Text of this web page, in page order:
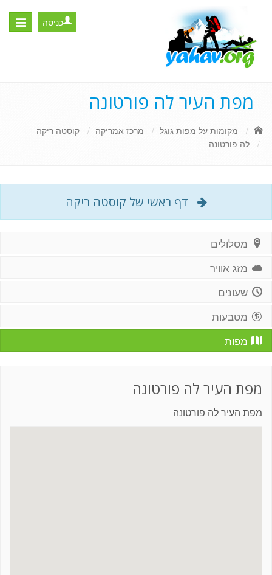
Toggle
כניסה
מפת העיר לה פורטונה
מקומות על מפות גוגל מרכז אמריקה
קוסטה ריקה
לה פורטונה
דף ראשי של קוסטה ריקה
מסלולים
מזג אוויר
שעונים
מטבעות
מפות
מפת העיר לה פורטונה
מפת העיר לה פורטונה